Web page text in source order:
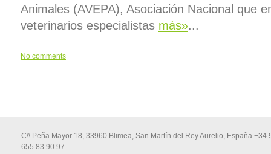
Animales (AVEPA), Asociación Nacional que
veterinarios especialistas más»...
No comments
C\\ Peña Mayor 18, 33960 Blimea, San Martín del Rey Aurelio, España +34
655 83 90 97